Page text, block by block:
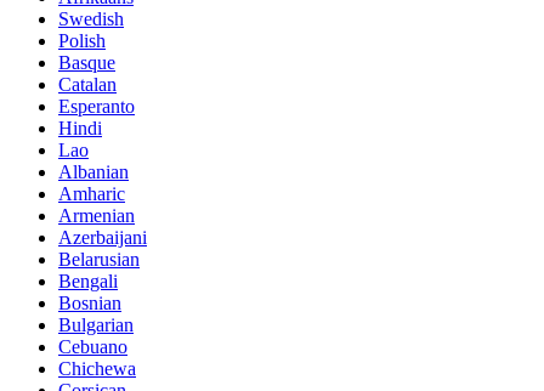
Swedish
Polish
Basque
Catalan
Esperanto
Hindi
Lao
Albanian
Amharic
Armenian
Azerbaijani
Belarusian
Bengali
Bosnian
Bulgarian
Cebuano
Chichewa